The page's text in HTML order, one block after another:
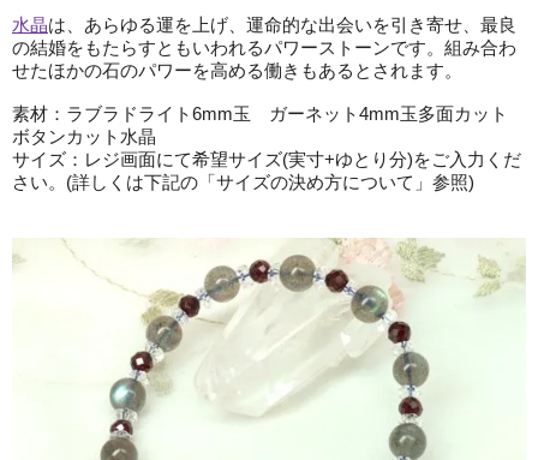
水晶は、あらゆる運を上げ、運命的な出会いを引き寄せ、最良
の結婚をもたらすともいわれるパワーストーンです。組み合わ
せたほかの石のパワーを高める働きもあるとされます。
素材：ラブラドライト6mm玉 ガーネット4mm玉多面カット
ボタンカット水晶
サイズ：レジ画面にて希望サイズ(実寸+ゆとり分)をご入力くだ
さい。(詳しくは下記の「サイズの決め方について」参照)